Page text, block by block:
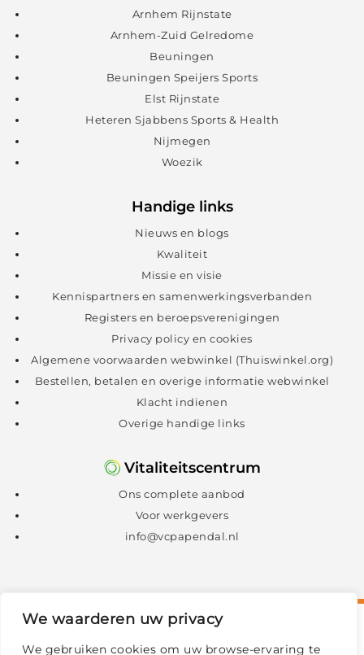
We waarderen uw privacy
We gebruiken cookies om uw browse-ervaring te
Arnhem Rijnstate
Arnhem-Zuid Gelredome
Beuningen
Beuningen Speijers Sports
Elst Rijnstate
Heteren Sjabbens Sports & Health
Nijmegen
Woezik
Handige links
Nieuws en blogs
Kwaliteit
Missie en visie
Kennispartners en samenwerkingsverbanden
Registers en beroepsverenigingen
Privacy policy en cookies
Algemene voorwaarden webwinkel (Thuiswinkel.org)
Bestellen, betalen en overige informatie webwinkel
Klacht indienen
Overige handige links
Vitaliteitscentrum
Ons complete aanbod
Voor werkgevers
info@vcpapendal.nl